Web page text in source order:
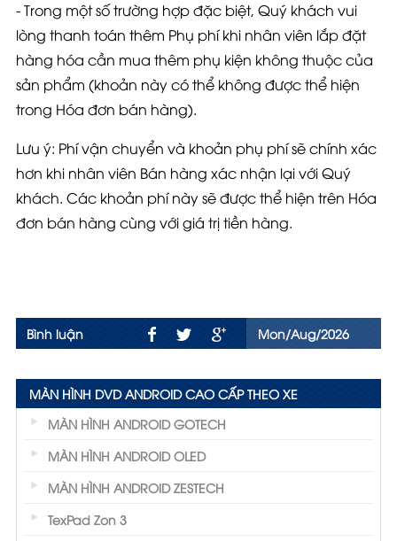
- Trong một số trường hợp đặc biệt, Quý khách vui
lòng thanh toán thêm Phụ phí khi nhân viên lắp đặt
hàng hóa cần mua thêm phụ kiện không thuộc của
sản phẩm (khoản này có thể không được thể hiện
trong Hóa đơn bán hàng).
Lưu ý: Phí vận chuyển và khoản phụ phí sẽ chính xác
hơn khi nhân viên Bán hàng xác nhận lại với Quý
khách. Các khoản phí này sẽ được thể hiện trên Hóa
đơn bán hàng cùng với giá trị tiền hàng.
Bình luận Mon/Aug/2026
MÀN HÌNH DVD ANDROID CAO CẤP THEO XE
MÀN HÌNH ANDROID GOTECH
MÀN HÌNH ANDROID OLED
MÀN HÌNH ANDROID ZESTECH
TexPad Zon 3